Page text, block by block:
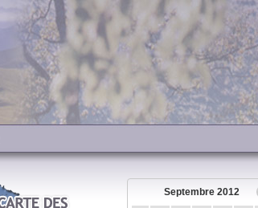
Septembre 2012